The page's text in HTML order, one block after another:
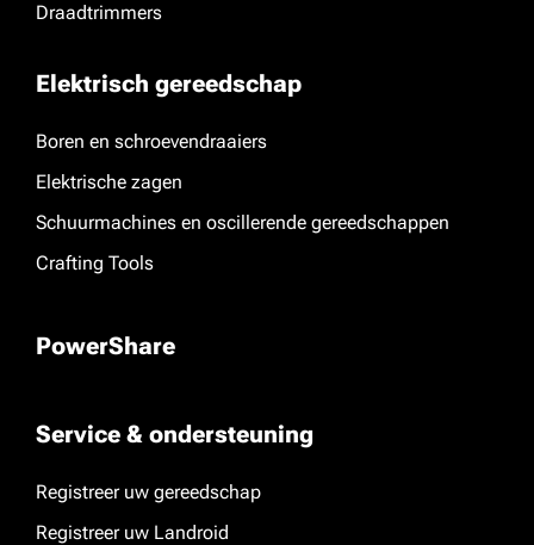
Draadtrimmers
Elektrisch gereedschap
Boren en schroevendraaiers
Elektrische zagen
Schuurmachines en oscillerende gereedschappen
Crafting Tools
PowerShare
Service & ondersteuning
Registreer uw gereedschap
Registreer uw Landroid